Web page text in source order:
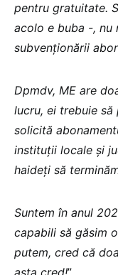
pentru gratuitate.
acolo e buba -, nu
subvenționării
Dpmdv, ME are
lucru, ei trebuie
solicită
instituții locale și
haideți să
Suntem în anul
capabili să găsim
putem, cred că